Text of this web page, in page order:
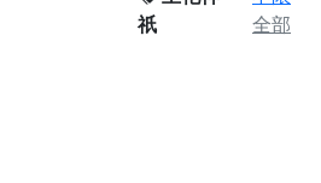
祇
全部